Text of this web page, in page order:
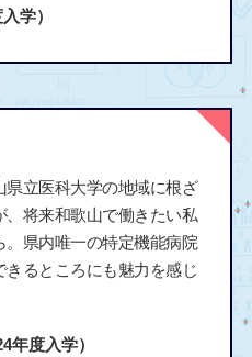
学）
立医科大学の地域に根ざ
、将来和歌山で働きたい私
県内唯一の特定機能病院
るところにも魅力を感じ
年度入学）